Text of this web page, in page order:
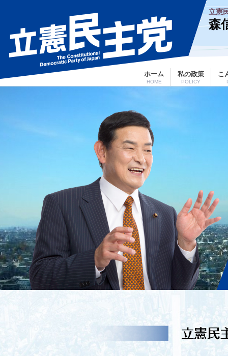
ホーム
HOME
私の政策
POLICY
こ
立憲
森